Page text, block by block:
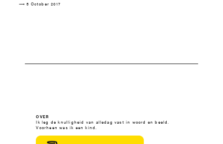
⟶ 5 October 2017
OVER
Ik leg de knulligheid van alledag vast in woord en beeld.
Voorheen was ik een kind.